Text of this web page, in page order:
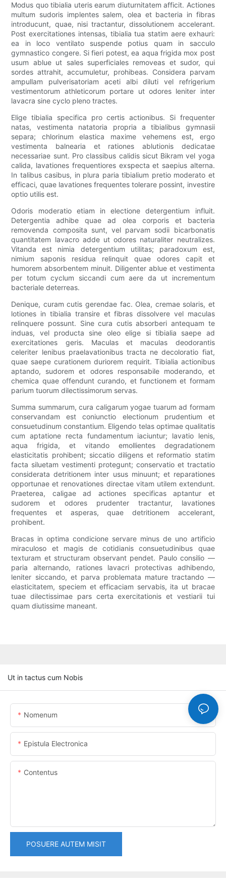
Modus quo tibialia uteris earum diuturnitatem afficit. Actiones
multum sudoris implentes salem, olea et bacteria in fibras
introducunt, quae, nisi tractantur, dissolutionem accelerant.
Post exercitationes intensas, tibialia tua statim aere exhauri:
ea in loco ventilato suspende potius quam in sacculo
gymnastico congere. Si fieri potest, ea aqua frigida mox post
usum ablue ut sales superficiales removeas et sudor, qui
sordes attrahit, accumuletur, prohibeas. Considera parvam
ampullam pulverisatoriam aceti albi diluti vel refrigerium
vestimentorum athleticorum portare ut odores leniter inter
lavacra sine cyclo pleno tractes.
Elige tibialia specifica pro certis actionibus. Si frequenter
natas, vestimenta natatoria propria a tibialibus gymnasii
separa; chlorinum elastica maxime vehemens est, ergo
vestimenta balnearia et rationes ablutionis dedicatae
necessariae sunt. Pro classibus calidis sicut Bikram vel yoga
calida, lavationes frequentiores exspecta et saepius alterna.
In talibus casibus, in plura paria tibialium pretio moderato et
efficaci, quae lavationes frequentes tolerare possint, investire
optio utilis est.
Odoris moderatio etiam in electione detergentium influit.
Detergentia adhibe quae ad olea corporis et bacteria
removenda composita sunt, vel parvam sodii bicarbonatis
quantitatem lavacro adde ut odores naturaliter neutralizes.
Vitanda est nimia detergentium utilitas; paradoxum est,
nimium saponis residua relinquit quae odores capit et
humorem absorbentem minuit. Diligenter ablue et vestimenta
per totum cyclum siccandi cum aere da ut incrementum
bacteriale deterreas.
Denique, curam cutis gerendae fac. Olea, cremae solaris, et
lotiones in tibialia transire et fibras dissolvere vel maculas
relinquere possunt. Sine cura cutis absorberi antequam te
induas, vel producta sine oleo elige si tibialia saepe ad
exercitationes geris. Maculas et maculas deodorantis
celeriter lenibus praelavationibus tracta ne decoloratio fiat,
quae saepe curationem duriorem requirit. Tibialia actionibus
aptando, sudorem et odores responsabile moderando, et
chemica quae offendunt curando, et functionem et formam
parium tuorum dilectissimorum servas.
Summa summarum, cura caligarum yogae tuarum ad formam
conservandam est coniunctio electionum prudentium et
consuetudinum constantium. Eligendo telas optimae qualitatis
cum aptatione recta fundamentum iaciuntur; lavatio lenis,
aqua frigida, et vitando emollientes degradationem
elasticitatis prohibent; siccatio diligens et reformatio statim
facta siluetam vestimenti protegunt; conservatio et tractatio
considerata detritionem inter usus minuunt; et reparationes
opportunae et renovationes directae vitam utilem extendunt.
Praeterea, caligae ad actiones specificas aptantur et
sudorem et odores prudenter tractantur, lavationes
frequentes et asperas, quae detritionem accelerant,
prohibent.
Bracas in optima condicione servare minus de uno artificio
miraculoso et magis de cotidianis consuetudinibus quae
texturam et structuram observant pendet. Paulo consilio —
paria alternando, rationes lavacri protectivas adhibendo,
leniter siccando, et parva problemata mature tractando —
elasticitatem, speciem et efficaciam servabis, ita ut bracae
tuae dilectissimae pars certa exercitationis et vestiarii tui
quam diutissime maneant.
Ut in tactus cum Nobis
Nomenum
Epistula Electronica
Contentus
POSUERE AUTEM MISIT